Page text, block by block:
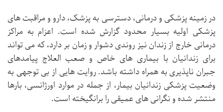
در زمینه پزشکی و درمانی، دسترسی به پزشک، دارو و مراقبت های
پزشکی اولیه بسیار محدود گزارش شده است. اعزام به مراکز
درمانی خارج از زندان نیز روندی دشوار و زمان بر دارد، که می تواند
برای زندانیان با بیماری های خاص و صعب العلاج پیامدهای
جبران ناپذیری به همراه داشته باشد. روایت هایی از بی توجهی به
وضعیت پزشکی زندانیان بیمار، از جمله در موارد اورژانسی، بارها
منتشر شده و نگرانی های عمیقی را برانگیخته است.